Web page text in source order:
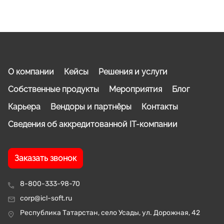
8-800-333-98-70
corp@icl-soft.ru
Республика Татарстан, село Усады, ул. Дорожная, 42
О компании Кейсы
Решения и услуги
Собственные продукты
Мероприятия
Блог
Карьера
Вендоры и партнёры
Контакты
Сведения об аккредитованной IT-компании
Заказать звонок